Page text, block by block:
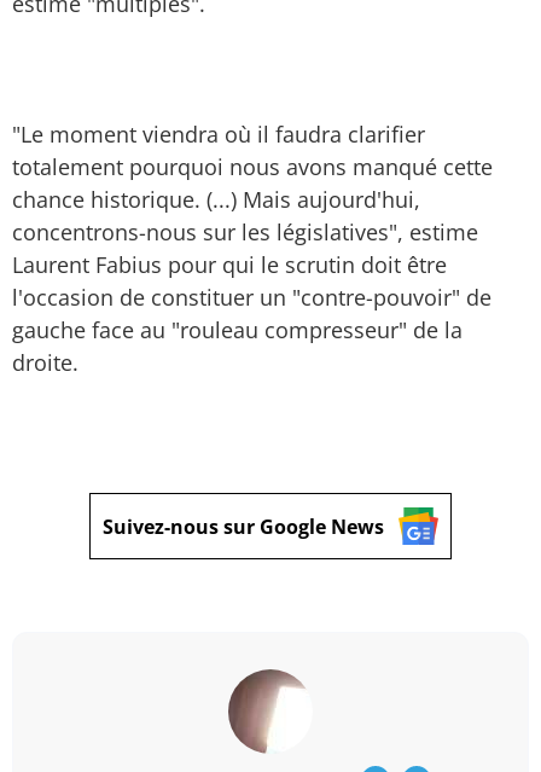
"Le moment viendra où il faudra clarifier
totalement pourquoi nous avons manqué cette
chance historique. (...) Mais aujourd'hui,
concentrons-nous sur les législatives", estime
Laurent Fabius pour qui le scrutin doit être
l'occasion de constituer un "contre-pouvoir" de
gauche face au "rouleau compresseur" de la
droite.
Suivez-nous sur Google News